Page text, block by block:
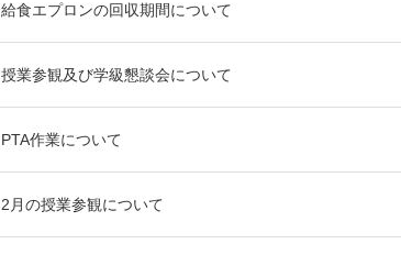
給食エプロンの回収期間について
授業参観及び学級懇談会について
PTA作業について
2月の授業参観について